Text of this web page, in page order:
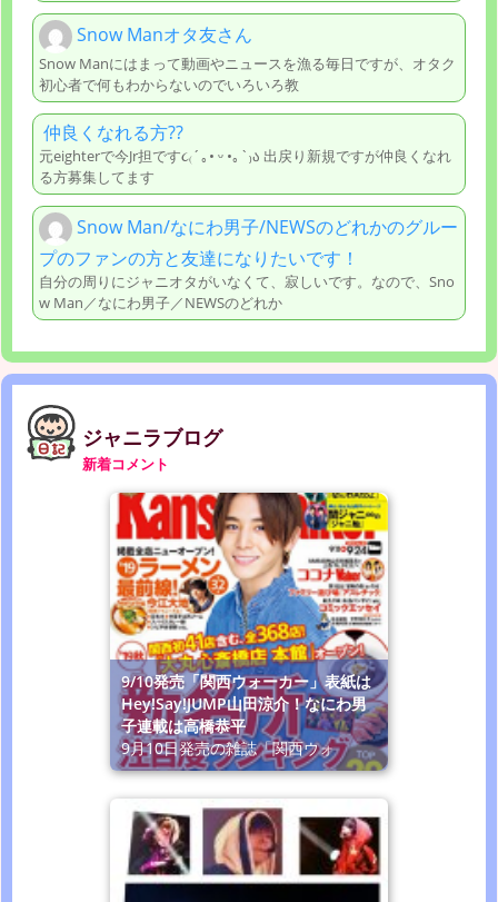
Snow Manオタ友さん
Snow Manにはまって動画やニュースを漁る毎日ですが、オタク
初心者で何もわからないのでいろいろ教
仲良くなれる方??
元eighterで今Jr担です૮₍´｡• ᵕ •｡`₎ა 出戻り新規ですが仲良くなれ
る方募集してます
Snow Man/なにわ男子/NEWSのどれかのグルー
プのファンの方と友達になりたいです！
自分の周りにジャニオタがいなくて、寂しいです。なので、Sno
w Man／なにわ男子／NEWSのどれか
ジャニラブログ
新着コメント
9/10発売「関西ウォーカー」表紙は
Hey!Say!JUMP山田涼介！なにわ男
子連載は高橋恭平
9月10日発売の雑誌「関西ウォ